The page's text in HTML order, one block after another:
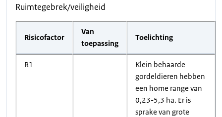
Ruimtegebrek/veiligheid
Risicofactor
Van
toepassing
Toelichting
R1
Klein behaarde
gordeldieren hebben
een home range van
0,23-5,3 ha. Er is
sprake van grote